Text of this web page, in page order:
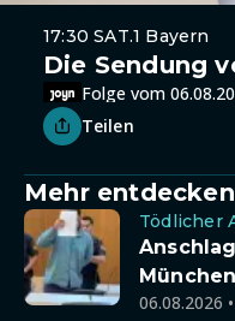
17:30 SAT.1 Bayern
Die Sendung
Folge vom
Teilen
Mehr entdecken
Tödlicher
06.08.2026